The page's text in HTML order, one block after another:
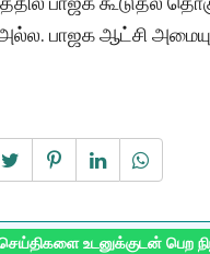
பாஜக ஆட்சி
உடனுக்குடன் பெற